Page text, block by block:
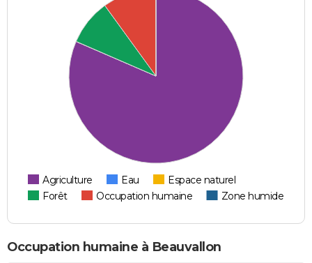
Agriculture Eau
Espace naturel
Forêt
Occupation humaine Zone humide
Occupation humaine à Beauvallon